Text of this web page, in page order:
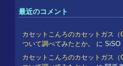
最近のコメント
カセットこんろのカセットガス
ついて調べてみたとか。
に SiSO
カセットこんろのカセットガス（